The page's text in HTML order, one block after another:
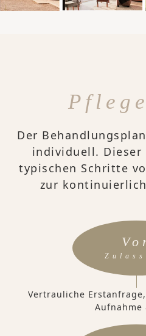
Der
individuell.
typischen Schritte
zur
Vertrauliche
Aufnahme